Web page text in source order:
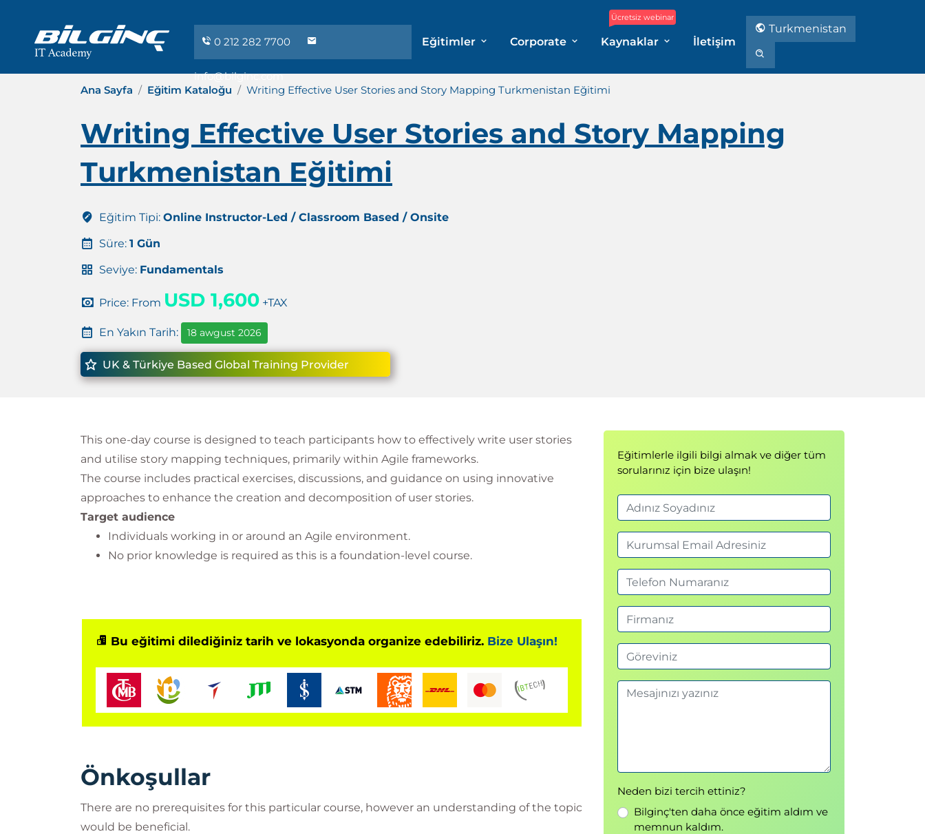
0 212 282 7700
info@bilginc.com
Eğitimler Corporate
Ücretsiz webinar
Kaynaklar İletişim
Turkmenistan
Ana Sayfa Eğitim Kataloğu Writing Effective User Stories and Story Mapping Turkmenistan Eğitimi
Writing Effective User Stories and Story Mapping
Turkmenistan Eğitimi
Eğitim Tipi: Online Instructor-Led / Classroom Based / Onsite
Süre: 1 Gün
Seviye: Fundamentals
Price: From USD 1,600 +TAX
En Yakın Tarih: 18 awgust 2026
UK & Türkiye Based Global Training Provider
This one-day course is designed to teach participants how to effectively write user stories
and utilise story mapping techniques, primarily within Agile frameworks.
The course includes practical exercises, discussions, and guidance on using innovative
approaches to enhance the creation and decomposition of user stories.
Target audience
Individuals working in or around an Agile environment.
No prior knowledge is required as this is a foundation-level course.
Bu eğitimi dilediğiniz tarih ve lokasyonda organize edebiliriz. Bize Ulaşın!
Önkoşullar
There are no prerequisites for this particular course, however an understanding of the topic
would be beneficial.
Eğitimlerle ilgili bilgi almak ve diğer tüm
sorularınız için bize ulaşın!
Neden bizi tercih ettiniz?
Bilginç'ten daha önce eğitim aldım ve
memnun kaldım.